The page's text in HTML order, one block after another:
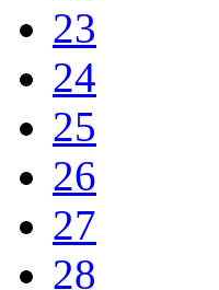
23
24
25
26
27
28